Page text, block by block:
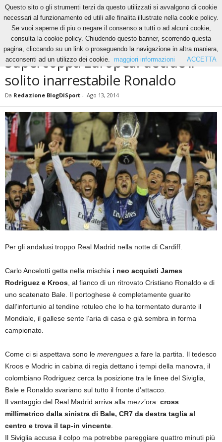
News Supercoppa Europea: decide il solito inarrestabile Ronaldo
NEWS
Supercoppa Europea: decide il
solito inarrestabile Ronaldo
Da Redazione BlogDiSport - Ago 13, 2014
Per gli andalusi troppo Real Madrid nella notte di Cardiff.
Carlo Ancelotti getta nella mischia i neo acquisti James
Rodriguez e Kroos , al fianco di un ritrovato Cristiano Ronaldo e di
uno scatenato Bale. Il portoghese è completamente guarito
dall’infortunio al tendine rotuleo che lo ha tormentato durante il
Mondiale, il gallese sente l’aria di casa e già sembra in forma
campionato.
Come ci si aspettava sono le merengues a fare la partita. Il tedesco
Kroos e Modric in cabina di regia dettano i tempi della manovra, il
colombiano Rodriguez cerca la posizione tra le linee del Siviglia,
Bale e Ronaldo svariano sul tutto il fronte d’attacco.
Il vantaggio del Real Madrid arriva alla mezz’ora: cross
millimetrico dalla sinistra di Bale, CR7 da destra taglia al
centro e trova il tap-in vincente
Il Siviglia accusa il colpo ma potrebbe pareggiare quattro minuti più
Questo sito o gli strumenti terzi da questo utilizzati si avvalgono di cookie
necessari al funzionamento ed utili alle finalita illustrate nella cookie policy.
Se vuoi saperne di piu o negare il consenso a tutti o ad alcuni cookie,
consulta la cookie policy. Chiudendo questo banner, scorrendo questa
pagina, cliccando su un link o proseguendo la navigazione in altra maniera,
acconsenti ad un utilizzo dei cookie.
maggiori informazioni ACCETTA